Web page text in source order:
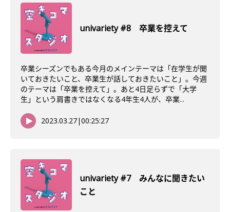
univariety #8 卒業を控えて
卒業シーズンでもある今月のメインテーマは「在学生が聞
いておきたいこと、卒業生が話しておきたいこと」。今週
のテーマは「卒業を控えて」。あと4日足らずで「大学
生」という肩書きではなくなる4年生4人が、卒業...
2023.03.27|00:25:27
univariety #7 みんなに聞きたい
こと